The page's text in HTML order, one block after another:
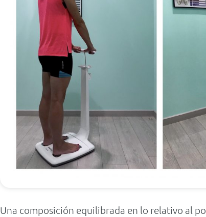
Una composición equilibrada en lo relativo al